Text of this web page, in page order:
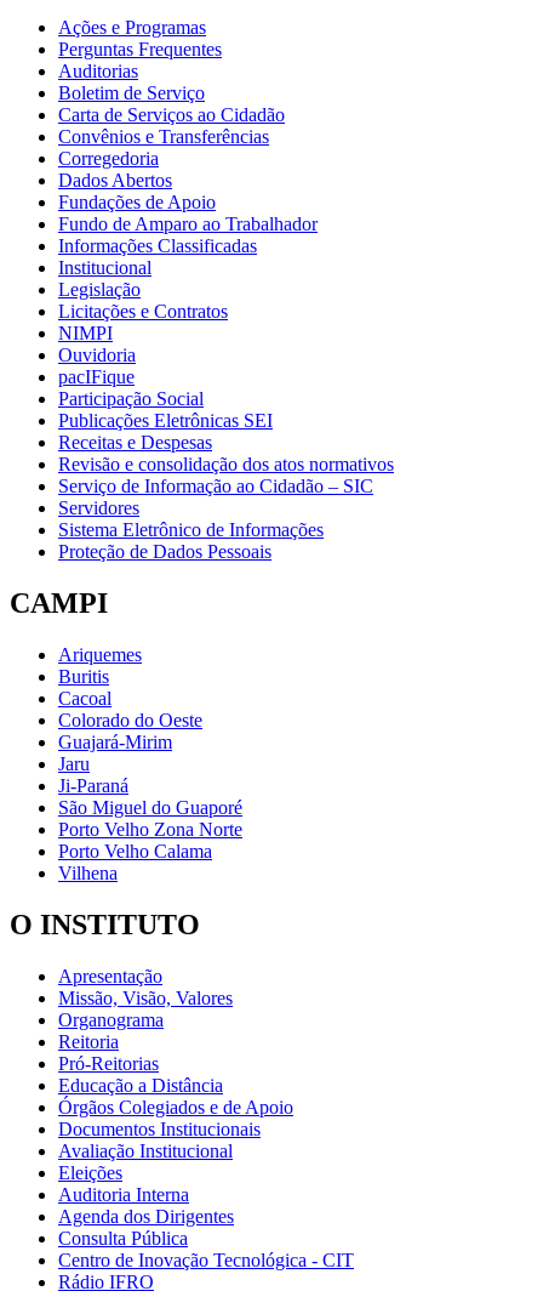
Ações e Programas
Perguntas Frequentes
Auditorias
Boletim de Serviço
Carta de Serviços ao Cidadão
Convênios e Transferências
Corregedoria
Dados Abertos
Fundações de Apoio
Fundo de Amparo ao Trabalhador
Informações Classificadas
Institucional
Legislação
Licitações e Contratos
NIMPI
Ouvidoria
pacIFique
Participação Social
Publicações Eletrônicas SEI
Receitas e Despesas
Revisão e consolidação dos atos normativos
Serviço de Informação ao Cidadão – SIC
Servidores
Sistema Eletrônico de Informações
Proteção de Dados Pessoais
CAMPI
Ariquemes
Buritis
Cacoal
Colorado do Oeste
Guajará-Mirim
Jaru
Ji-Paraná
São Miguel do Guaporé
Porto Velho Zona Norte
Porto Velho Calama
Vilhena
O INSTITUTO
Apresentação
Missão, Visão, Valores
Organograma
Reitoria
Pró-Reitorias
Educação a Distância
Órgãos Colegiados e de Apoio
Documentos Institucionais
Avaliação Institucional
Eleições
Auditoria Interna
Agenda dos Dirigentes
Consulta Pública
Centro de Inovação Tecnológica - CIT
Rádio IFRO